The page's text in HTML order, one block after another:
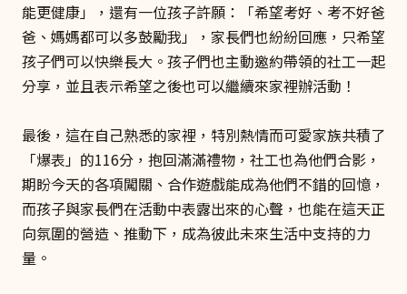
能更健康」，還有一位孩子許願：「希望考好、考不好爸
爸、媽媽都可以多鼓勵我」，家長們也紛紛回應，只希望
孩子們可以快樂長大。孩子們也主動邀約帶領的社工一起
分享，並且表示希望之後也可以繼續來家裡辦活動！
最後，這在自己熟悉的家裡，特別熱情而可愛家族共積了
「爆表」的116分，抱回滿滿禮物，社工也為他們合影，
期盼今天的各項闖關、合作遊戲能成為他們不錯的回憶，
而孩子與家長們在活動中表露出來的心聲，也能在這天正
向氛圍的營造、推動下，成為彼此未來生活中支持的力
量。